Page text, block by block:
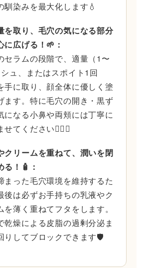
馴染みを最大化します💧
取り、毛穴の気になる部分
に広げる！🌱：
セラムの段階で、適量（1〜
ュ、またはスポイト1回
手に取り、顔全体に優しく塗
ます。特に毛穴の開き・黒ず
になる小鼻や両頬には丁寧に
せてください💆‍♂️✨
クリームを重ねて、潤いを閉
る！🧴：
まった毛穴環境を維持するた
後は必ずお手持ちの乳液やク
を薄く重ねてフタをします。
乾燥による皮脂の過剰分泌ま
りしてブロックできます🛡️